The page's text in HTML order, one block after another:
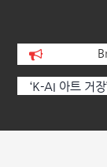
‘K-AI 아트 거
체온을 더하다,
페스티벌